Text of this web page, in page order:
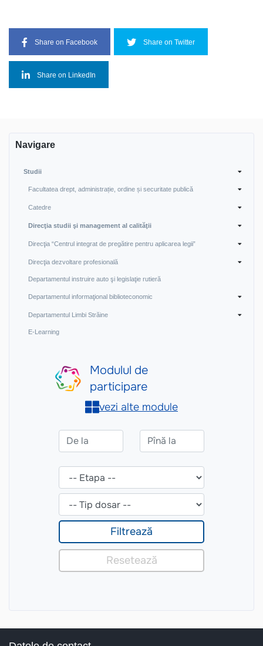
Share on Facebook Share on Twitter
Share on LinkedIn
Navigare
Studii
Facultatea drept, administrație, ordine și securitate publică
Catedre
Direcţia studii şi management al calităţii
Direcţia “Centrul integrat de pregătire pentru aplicarea legii”
Direcţia dezvoltare profesională
Departamentul instruire auto şi legislaţie rutieră
Departamentul informaţional biblioteconomic
Departamentul Limbi Străine
E-Learning